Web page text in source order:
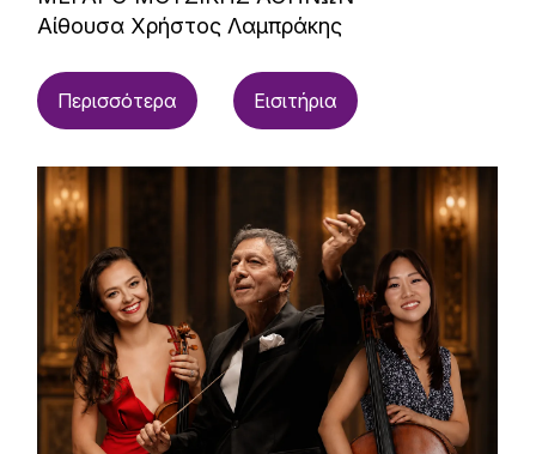
Αίθουσα Χρήστος Λαμπράκης
Περισσότερα Εισιτήρια